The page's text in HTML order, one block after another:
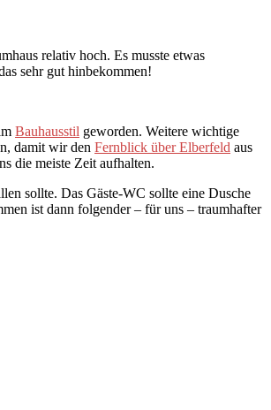
relativ hoch. Es musste etwas
sehr gut hinbekommen!
Bauhausstil geworden. Weitere wichtige
damit wir den Fernblick über Elberfeld aus
die meiste Zeit aufhalten.
sollte. Das Gäste-WC sollte eine Dusche
ist dann folgender – für uns – traumhafter